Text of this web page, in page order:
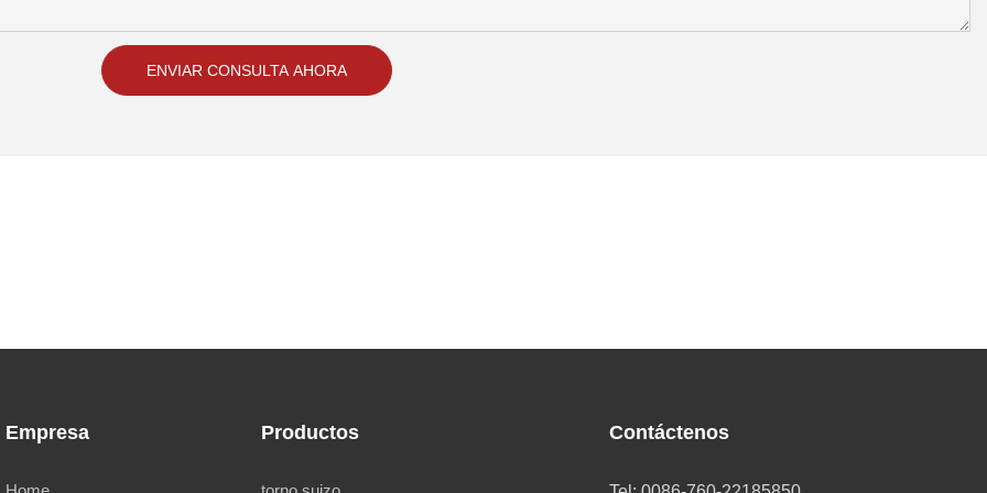
ENVIAR CONSULTA AHORA
Empresa Productos Contáctenos